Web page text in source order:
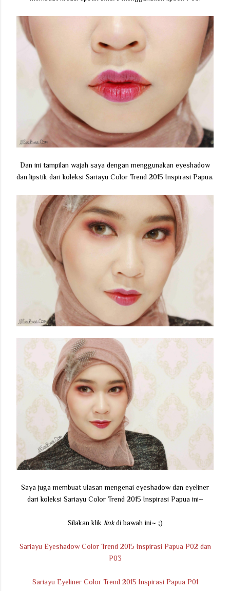
Dan ini tampilan wajah saya dengan menggunakan eyeshadow
dan lipstik dari koleksi Sariayu Color Trend 2015 Inspirasi Papua.
Saya juga membuat ulasan mengenai eyeshadow dan eyeliner
dari koleksi Sariayu Color Trend 2015 Inspirasi Papua ini~
Silakan klik linkdi bawah ini~ ;)
Sariayu Eyeshadow Color Trend 2015 Inspirasi Papua P02 dan
P03
Sariayu Eyeliner Color Trend 2015 Inspirasi Papua P01